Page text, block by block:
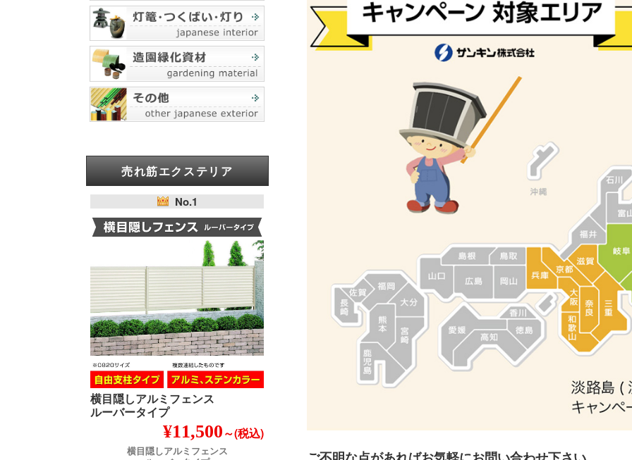
売れ筋エクステリア
No.1
横目隠しアルミフェンス
ルーバータイプ
¥11,500～(税込)
横目隠しアルミフェンス